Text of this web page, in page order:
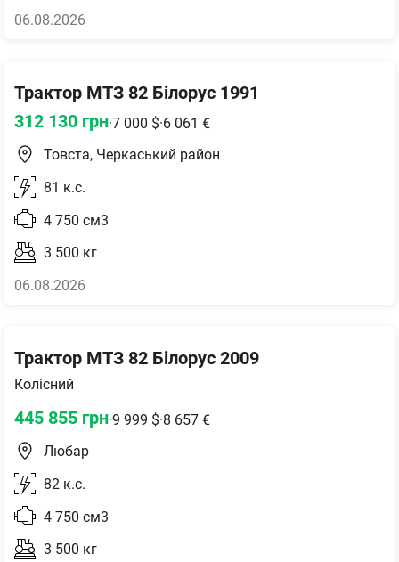
06.08.2026
Трактор МТЗ 82 Білорус 1991
312 130 грн·7 000 $·6 061 €
Товста, Черкаський район
81 к.с.
4 750 см3
3 500 кг
06.08.2026
Трактор МТЗ 82 Білорус 2009
Колісний
445 855 грн·9 999 $·8 657 €
Любар
82 к.с.
4 750 см3
3 500 кг